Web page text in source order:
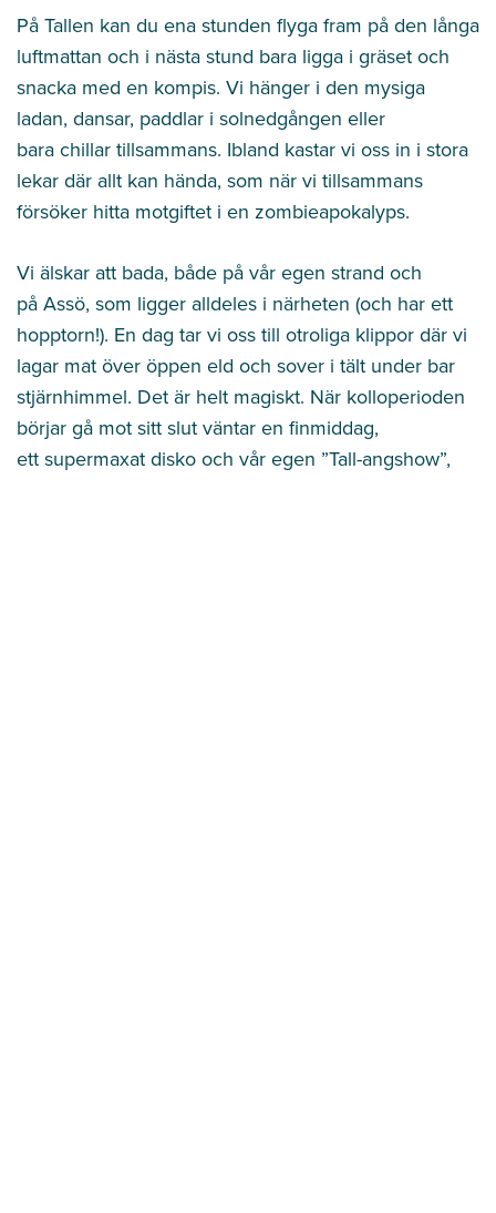
På Tallen kan du ena stunden flyga fram på den långa
luftmattan och i nästa stund bara ligga i gräset och
snacka med en kompis. Vi hänger i den mysiga
ladan, dansar, paddlar i solnedgången eller
bara chillar tillsammans. Ibland kastar vi oss in i stora
lekar där allt kan hända, som när vi tillsammans
försöker hitta motgiftet i en zombieapokalyps.
Vi älskar att bada, både på vår egen strand och
på Assö, som ligger alldeles i närheten (och har ett
hopptorn!). En dag tar vi oss till otroliga klippor där vi
lagar mat över öppen eld och sover i tält under bar
stjärnhimmel. Det är helt magiskt. När kolloperioden
börjar gå mot sitt slut väntar en finmiddag,
ett supermaxat disko och vår egen ”Tall-angshow”,